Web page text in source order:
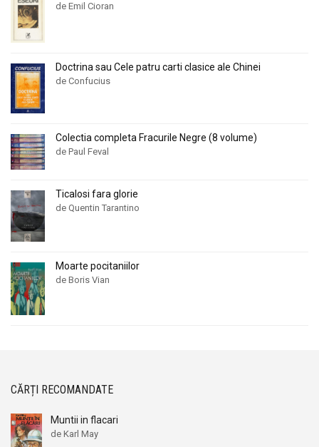
de Emil Cioran
Doctrina sau Cele patru carti clasice ale Chinei
de Confucius
Colectia completa Fracurile Negre (8 volume)
de Paul Feval
Ticalosi fara glorie
de Quentin Tarantino
Moarte pocitaniilor
de Boris Vian
CĂRȚI RECOMANDATE
Muntii in flacari
de Karl May